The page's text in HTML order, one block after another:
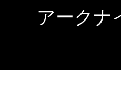
アークナ